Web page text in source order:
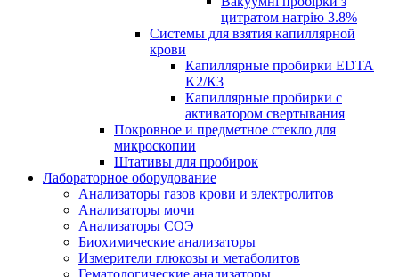
цитратом натрію 3.8%
Системы для взятия капиллярной
крови
Капиллярные пробирки EDTA
K2/К3
Капиллярные пробирки с
активатором свертывания
Покровное и предметное стекло для
микроскопии
Штативы для пробирок
Лабораторное оборудование
Анализаторы газов крови и электролитов
Анализаторы мочи
Анализаторы СОЭ
Биохимические анализаторы
Измерители глюкозы и метаболитов